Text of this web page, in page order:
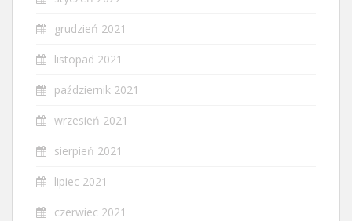
grudzień 2021
listopad 2021
październik 2021
wrzesień 2021
sierpień 2021
lipiec 2021
czerwiec 2021